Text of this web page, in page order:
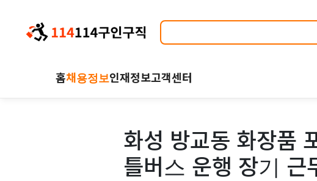
홈채용정보인재정보고객센터
화성 방교동 화장품
틀버스 운행 장기 근